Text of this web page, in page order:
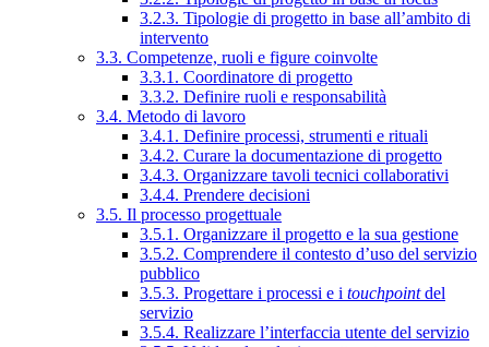
3.2.3. Tipologie di progetto in base all’ambito di
intervento
3.3. Competenze, ruoli e figure coinvolte
3.3.1. Coordinatore di progetto
3.3.2. Definire ruoli e responsabilità
3.4. Metodo di lavoro
3.4.1. Definire processi, strumenti e rituali
3.4.2. Curare la documentazione di progetto
3.4.3. Organizzare tavoli tecnici collaborativi
3.4.4. Prendere decisioni
3.5. Il processo progettuale
3.5.1. Organizzare il progetto e la sua gestione
3.5.2. Comprendere il contesto d’uso del servizio
pubblico
3.5.3. Progettare i processi e i touchpointdel
servizio
3.5.4. Realizzare l’interfaccia utente del servizio